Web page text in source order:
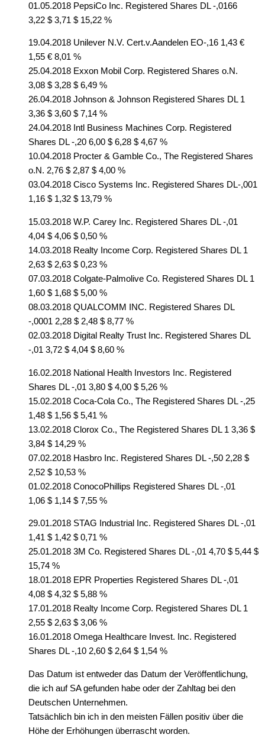
01.05.2018 PepsiCo Inc. Registered Shares DL -,0166
3,22 $ 3,71 $ 15,22 %
19.04.2018 Unilever N.V. Cert.v.Aandelen EO-,16 1,43 €
1,55 € 8,01 %
25.04.2018 Exxon Mobil Corp. Registered Shares o.N.
3,08 $ 3,28 $ 6,49 %
26.04.2018 Johnson & Johnson Registered Shares DL 1
3,36 $ 3,60 $ 7,14 %
24.04.2018 Intl Business Machines Corp. Registered
Shares DL -,20 6,00 $ 6,28 $ 4,67 %
10.04.2018 Procter & Gamble Co., The Registered Shares
o.N. 2,76 $ 2,87 $ 4,00 %
03.04.2018 Cisco Systems Inc. Registered Shares DL-,001
1,16 $ 1,32 $ 13,79 %
15.03.2018 W.P. Carey Inc. Registered Shares DL -,01
4,04 $ 4,06 $ 0,50 %
14.03.2018 Realty Income Corp. Registered Shares DL 1
2,63 $ 2,63 $ 0,23 %
07.03.2018 Colgate-Palmolive Co. Registered Shares DL 1
1,60 $ 1,68 $ 5,00 %
08.03.2018 QUALCOMM INC. Registered Shares DL
-,0001 2,28 $ 2,48 $ 8,77 %
02.03.2018 Digital Realty Trust Inc. Registered Shares DL
-,01 3,72 $ 4,04 $ 8,60 %
16.02.2018 National Health Investors Inc. Registered
Shares DL -,01 3,80 $ 4,00 $ 5,26 %
15.02.2018 Coca-Cola Co., The Registered Shares DL -,25
1,48 $ 1,56 $ 5,41 %
13.02.2018 Clorox Co., The Registered Shares DL 1 3,36 $
3,84 $ 14,29 %
07.02.2018 Hasbro Inc. Registered Shares DL -,50 2,28 $
2,52 $ 10,53 %
01.02.2018 ConocoPhillips Registered Shares DL -,01
1,06 $ 1,14 $ 7,55 %
29.01.2018 STAG Industrial Inc. Registered Shares DL -,01
1,41 $ 1,42 $ 0,71 %
25.01.2018 3M Co. Registered Shares DL -,01 4,70 $ 5,44 $
15,74 %
18.01.2018 EPR Properties Registered Shares DL -,01
4,08 $ 4,32 $ 5,88 %
17.01.2018 Realty Income Corp. Registered Shares DL 1
2,55 $ 2,63 $ 3,06 %
16.01.2018 Omega Healthcare Invest. Inc. Registered
Shares DL -,10 2,60 $ 2,64 $ 1,54 %
Das Datum ist entweder das Datum der Veröffentlichung,
die ich auf SA gefunden habe oder der Zahltag bei den
Deutschen Unternehmen.
Tatsächlich bin ich in den meisten Fällen positiv über die
Höhe der Erhöhungen überrascht worden.